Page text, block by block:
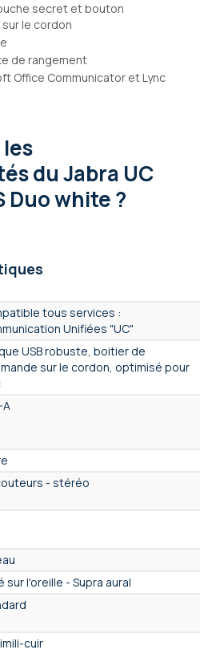
secret et bouton
le cordon
de rangement
Office Communicator et Lync
du Jabra UC
Duo white ?
tous services :
Unifiées "UC"
USB robuste, boitier de
sur le cordon, optimisé pour
A
- stéréo
sur l'oreille - Supra aural
cuir